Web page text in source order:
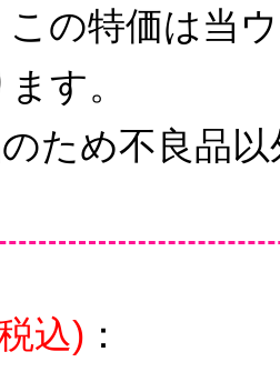
の特価は当
す。
ため不良品以
込) ：